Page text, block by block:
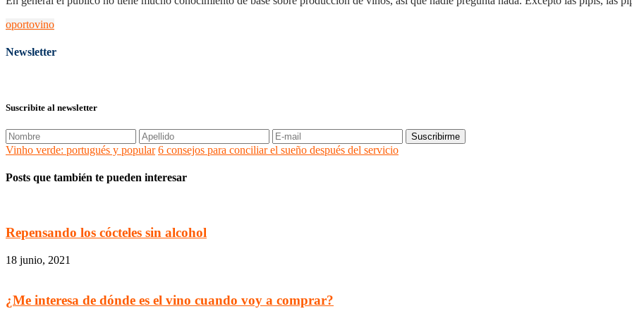
oportovino
Newsletter
Suscribite al newsletter
Vinho verde: portugués y popular 6 consejos para conciliar el sueño después del servicio
Posts que también te pueden interesar
Repensando los cócteles sin alcohol
18 junio, 2021
¿Me interesa de dónde es el vino cuando voy a comprar?